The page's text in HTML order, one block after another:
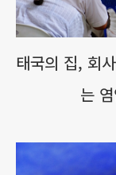
태국의 집, 회
는